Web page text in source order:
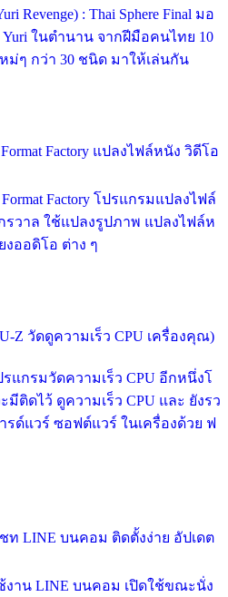
Revenge) : Thai Sphere Final มอ
Yuri ในตำนาน จากฝีมือคนไทย 10
ม่ๆ กว่า 30 ชนิด มาให้เล่นกัน
Factory แปลงไฟล์หนัง วิดีโอ
Factory โปรแกรมแปลงไฟล์
รวาล ใช้แปลงรูปภาพ แปลงไฟล์ห
งออดิโอ ต่าง ๆ
Z วัดดูความเร็ว CPU เครื่องคุณ)
แกรมวัดความเร็ว CPU อีกหนึ่งโ
ติดไว้ ดูความเร็ว CPU และ ยังรว
รด์แวร์ ซอฟต์แวร์ ในเครื่องด้วย ฟ
ท LINE บนคอม ติดตั้งง่าย อัปเดต
งาน LINE บนคอม เปิดใช้ขณะนั่ง